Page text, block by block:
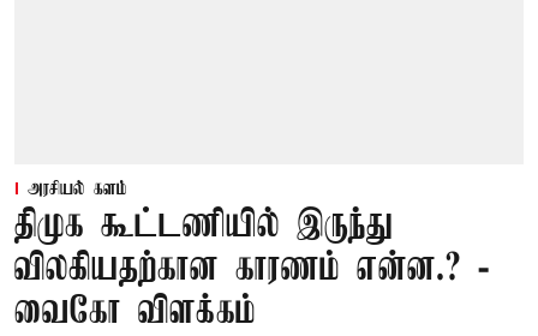
அரசியல் களம்
திமுக கூட்டணியில் இருந்து
விலகியதற்கான காரணம் என்ன.? -
வைகோ விளக்கம்